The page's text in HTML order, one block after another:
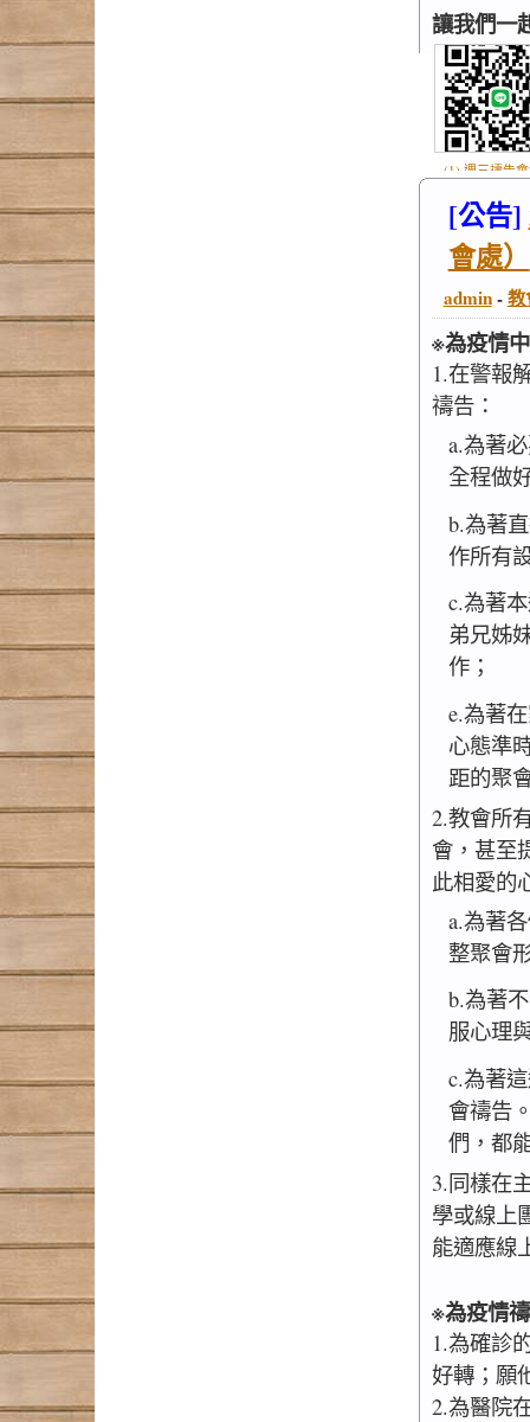
讓我們一
(1) 週三禱告
Line群組
[公告]
會處）
admin-教
※為疫情
1.在警報
禱告：
a.為著
全程做
b.為著
作所有
c.為著
弟兄姊
作；
e.為著
心態準
距的聚
2.教會所
會，甚至
此相愛的
a.為著
整聚會
b.為著
服心理
c.為著
會禱告
們，都
3.同樣在
學或線上
能適應線
※為疫情
1.為確診
好轉；願
2.為醫院